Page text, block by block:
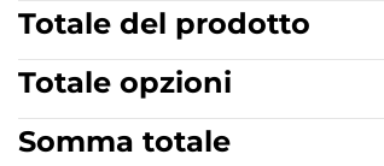
Totale del prodotto
Totale opzioni
Somma totale